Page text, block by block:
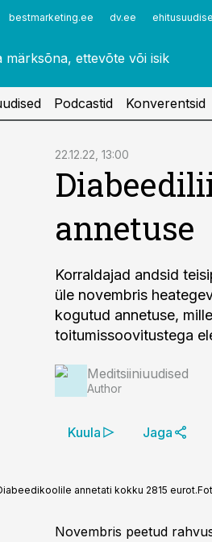
bestmarketing.ee dv.ee
Podcastid Konverentsid
22.12.22, 13:00
annetuse
Korraldajad andsid
üle novembris
kogutud annetuse,
toitumissoovitustega
Meditsiiniuudised
Author
Kuula Jaga
annetati kokku 2815 eurot.
Novembris peetud